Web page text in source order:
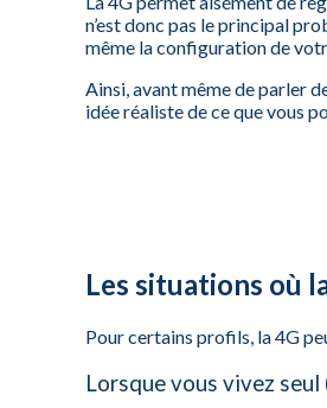
n’est donc pas le principal
même la configuration de
Ainsi, avant même de parler
idée réaliste de ce que vous
Les situations où
Pour certains profils, la 4G
Lorsque vous vivez seul